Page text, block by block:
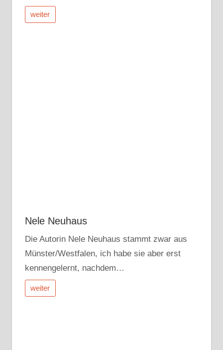
weiter
Nele Neuhaus
Die Autorin Nele Neuhaus stammt zwar aus
Münster/Westfalen, ich habe sie aber erst
kennengelernt, nachdem…
weiter